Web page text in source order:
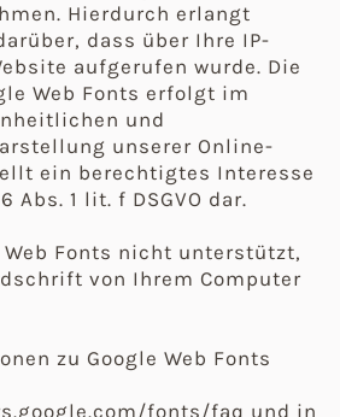
Hierdurch erlangt
dass über Ihre IP-
aufgerufen wurde. Die
Web Fonts erfolgt im
und
unserer Online-
ein berechtigtes Interesse
Abs. 1 lit. f DSGVO dar.
Web Fonts nicht unterstützt,
von Ihrem Computer
zu Google Web Fonts
fonts/faq und in